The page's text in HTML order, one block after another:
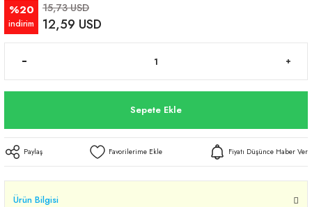
%20
indirim
15,73 USD
12,59 USD
Sepete Ekle
Paylaş Fiyatı Düşünce Haber Ver
Ürün Bilgisi